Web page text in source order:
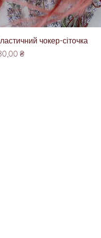
Швидкий перегляд
чокер-сіточка
₴